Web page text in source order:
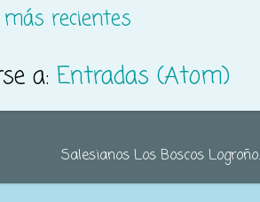
recientes
a: Entradas (Atom)
Salesianos Los Boscos